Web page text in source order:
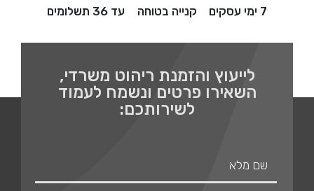
7 ימי עסקים קנייה בטוחה עד 36 תשלומים
לייעוץ והזמנת ריהוט משרדי,
השאירו פרטים ונשמח לעמוד
לשירותכם: